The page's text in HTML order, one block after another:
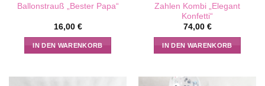
Ballonstrauß „Bester Papa“
16,00 €
IN DEN WARENKORB
Zahlen Kombi „Elegant
Konfetti“
74,00 €
IN DEN WARENKORB